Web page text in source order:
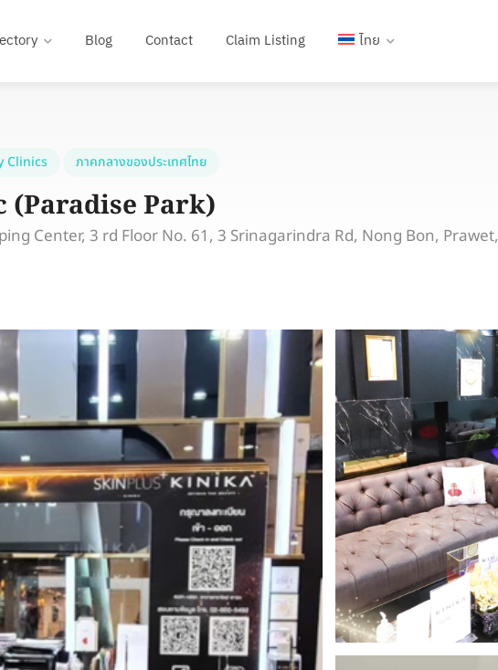
Blog Contact Claim Listing ไทย
Clinics ภาคกลางของประเทศไทย
Park)
Center, 3 rd Floor No. 61, 3 Srinagarindra Rd, Nong Bon, Prawet,